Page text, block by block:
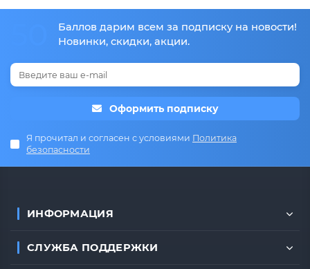
Баллов дарим всем за подписку на новости!
Новинки, скидки, акции.
Оформить подписку
Я прочитал и согласен с условиями Политика
безопасности
ИНФОРМАЦИЯ
СЛУЖБА ПОДДЕРЖКИ